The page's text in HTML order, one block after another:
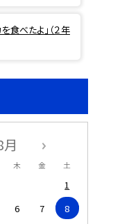
食べたよ」（２年
木 金 土
1
6 7 8